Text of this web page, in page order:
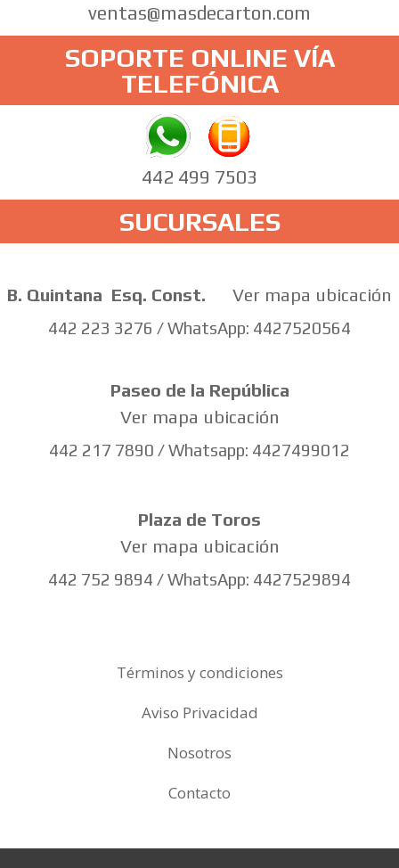
ventas@masdecarton.com
SOPORTE ONLINE VÍA
TELEFÓNICA
442 499 7503
SUCURSALES
B. Quintana Esq. Const. Ver mapa ubicación
442 223 3276 / WhatsApp: 4427520564
Paseo de la República
Ver mapa ubicación
442 217 7890 / Whatsapp: 4427499012
Plaza de Toros
Ver mapa ubicación
442 752 9894 / WhatsApp: 4427529894
Términos y condiciones
Aviso Privacidad
Nosotros
Contacto